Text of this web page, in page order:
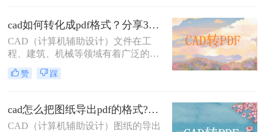
pdf格式的文件呢？本文将介绍两种将
CAD转换为PDF的方法。
cad如何转化成pdf格式？分享3个操作简单的方法！
CAD（计算机辅助设计）文件在工
程、建筑、机械等领域有着广泛的应
用，但有时候我们需要将这些文件转
换成PDF格式以便分享、查看或打
本文将介绍三种将CAD文件转换成
PDF的方法。
赞 踩
cad怎么把图纸导出pdf的格式?了解下这二种转换方法！
CAD（计算机辅助设计）图纸的导出